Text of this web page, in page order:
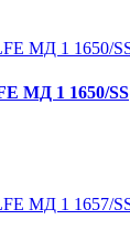
МД 1 1650/SS